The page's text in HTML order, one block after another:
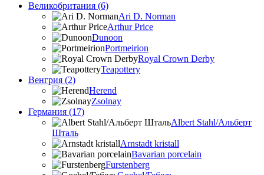
Великобритания (6)
Ari D. Norman
Arthur Price
Dunoon
Portmeirion
Royal Crown Derby
Teapottery
Венгрия (2)
Herend
Zsolnay
Германия (17)
Albert Stahl/Альбеpт
Шталь
Arnstadt kristall
Bavarian porcelain
Furstenberg